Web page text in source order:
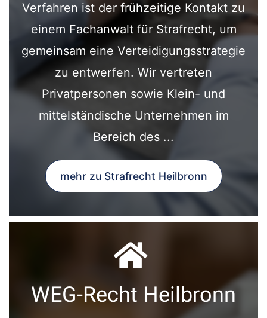
Verfahren ist der frühzeitige Kontakt zu
einem Fachanwalt für Strafrecht, um
gemeinsam eine Verteidigungsstrategie
zu entwerfen. Wir vertreten
Privatpersonen sowie Klein- und
mittelständische Unternehmen im
Bereich des ...
mehr zu Strafrecht Heilbronn
WEG-Recht Heilbronn